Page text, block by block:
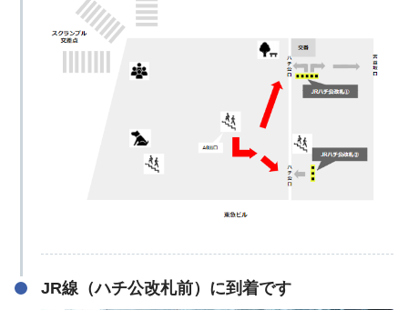
JR線（ハチ公改札前）に到着です